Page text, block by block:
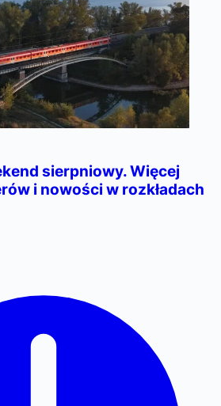
sierpniowy. Więcej
i nowości w rozkładach